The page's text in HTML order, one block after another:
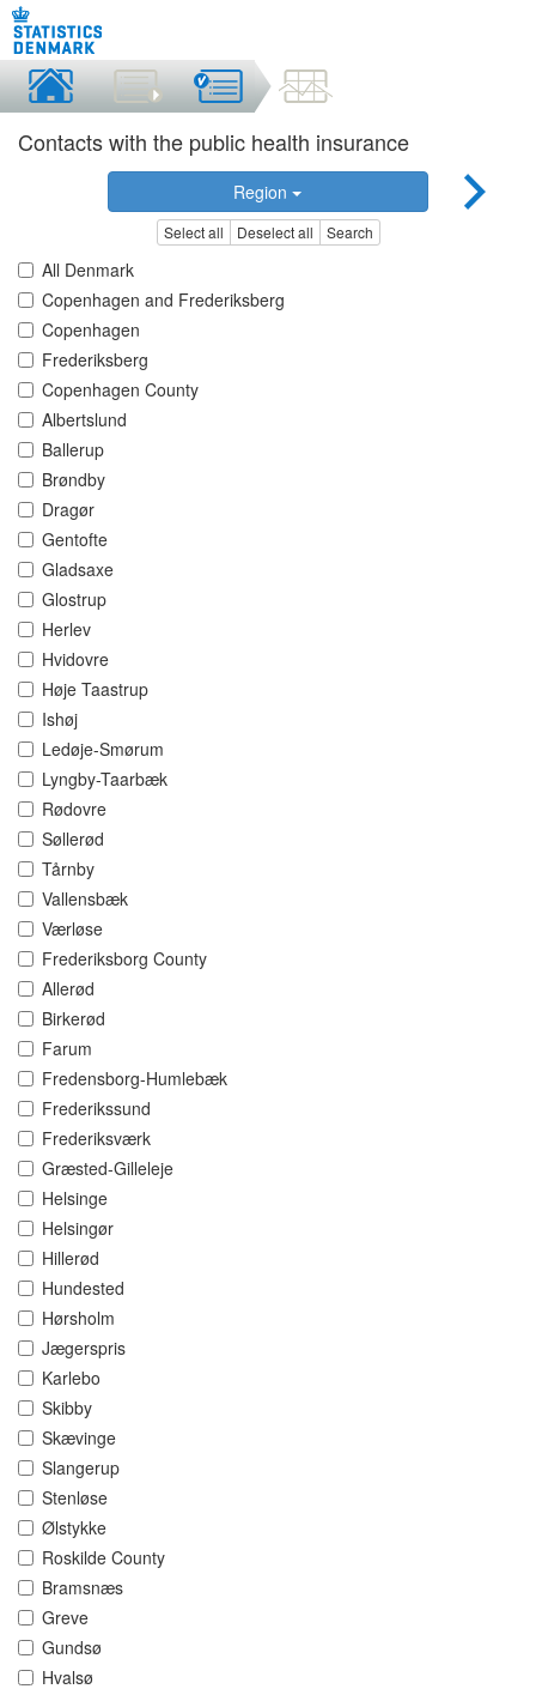
Contacts with the public health insurance
Region
Select all Deselect all Search
All Denmark
Copenhagen and Frederiksberg
Copenhagen
Frederiksberg
Copenhagen County
Albertslund
Ballerup
Brøndby
Dragør
Gentofte
Gladsaxe
Glostrup
Herlev
Hvidovre
Høje Taastrup
Ishøj
Ledøje-Smørum
Lyngby-Taarbæk
Rødovre
Søllerød
Tårnby
Vallensbæk
Værløse
Frederiksborg County
Allerød
Birkerød
Farum
Fredensborg-Humlebæk
Frederikssund
Frederiksværk
Græsted-Gilleleje
Helsinge
Helsingør
Hillerød
Hundested
Hørsholm
Jægerspris
Karlebo
Skibby
Skævinge
Slangerup
Stenløse
Ølstykke
Roskilde County
Bramsnæs
Greve
Gundsø
Hvalsø